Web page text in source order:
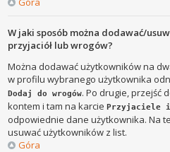
W jaki sposób można dodawać/
przyjaciół lub wrogów?
Można dodawać użytkowników na
w profilu wybranego użytkownika
Dodaj do wrogów. Po drugie, przejść
kontem i tam na karciePrzyjaciele i
odpowiednie dane użytkownika. Na
usuwać użytkowników z list.
Góra